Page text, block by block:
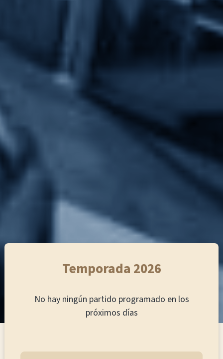
Temporada 2026
No hay ningún partido programado en los
próximos días